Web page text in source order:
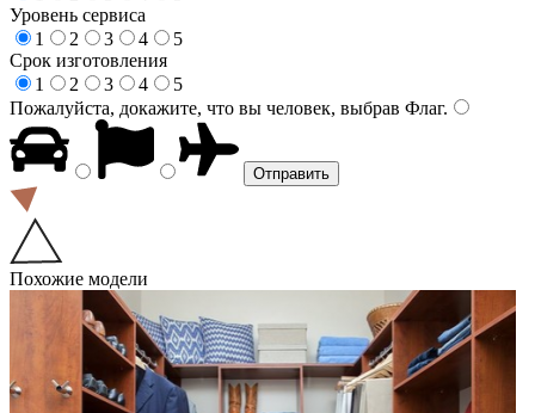
Уровень сервиса
1
2 3 4
5
Срок изготовления
1
2 3 4
5
Пожалуйста, докажите, что вы человек, выбрав Флаг.
Похожие модели